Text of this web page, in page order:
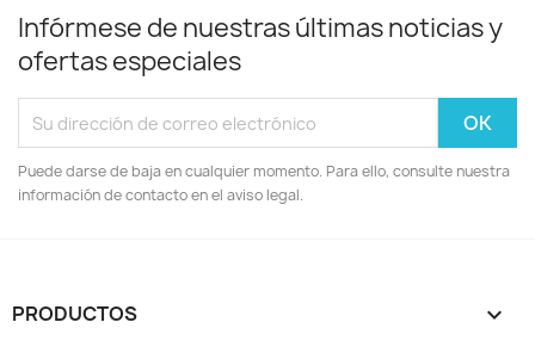
Infórmese de nuestras últimas noticias y
ofertas especiales
Puede darse de baja en cualquier momento. Para ello, consulte nuestra
información de contacto en el aviso legal.
PRODUCTOS 